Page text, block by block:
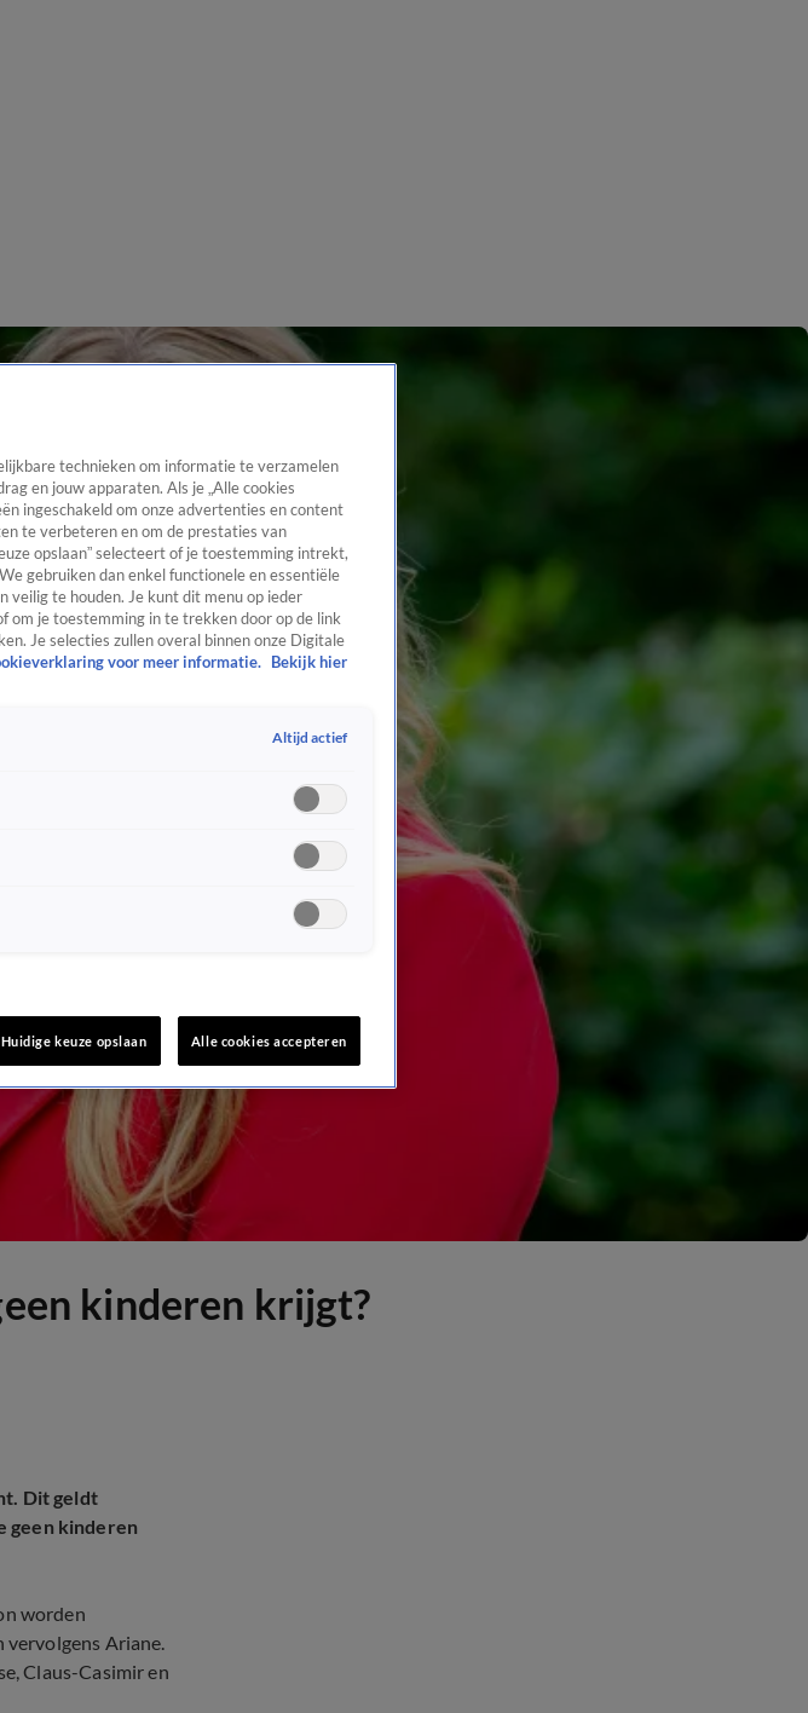
kinderen krijgt?
Dit geldt
geen kinderen
worden
vervolgens Ariane.
Claus-Casimir en
technieken om informatie te verzamelen
en jouw apparaten. Als je „Alle cookies
ingeschakeld om onze advertenties en content
te verbeteren en om de prestaties van
opslaan” selecteert of je toestemming intrekt,
gebruiken dan enkel functionele en essentiële
veilig te houden. Je kunt dit menu op ieder
om je toestemming in te trekken door op de link
Je selecties zullen overal binnen onze Digitale
voor meer informatie.
Bekijk hier
Altijd actief
Huidige keuze opslaan Alle cookies accepteren